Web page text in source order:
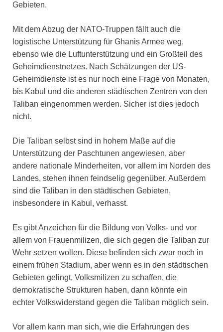
Gebieten.
Mit dem Abzug der NATO-Truppen fällt auch die
logistische Unterstützung für Ghanis Armee weg,
ebenso wie die Luftunterstützung und ein Großteil des
Geheimdienstnetzes. Nach Schätzungen der US-
Geheimdienste ist es nur noch eine Frage von Monaten,
bis Kabul und die anderen städtischen Zentren von den
Taliban eingenommen werden. Sicher ist dies jedoch
nicht.
Die Taliban selbst sind in hohem Maße auf die
Unterstützung der Paschtunen angewiesen, aber
andere nationale Minderheiten, vor allem im Norden des
Landes, stehen ihnen feindselig gegenüber. Außerdem
sind die Taliban in den städtischen Gebieten,
insbesondere in Kabul, verhasst.
Es gibt Anzeichen für die Bildung von Volks- und vor
allem von Frauenmilizen, die sich gegen die Taliban zur
Wehr setzen wollen. Diese befinden sich zwar noch in
einem frühen Stadium, aber wenn es in den städtischen
Gebieten gelingt, Volksmilizen zu schaffen, die
demokratische Strukturen haben, dann könnte ein
echter Volkswiderstand gegen die Taliban möglich sein.
Vor allem kann man sich, wie die Erfahrungen des